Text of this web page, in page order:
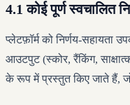
4.1 कोई पूर्ण स्वचालित
प्लेटफ़ॉर्म को निर्णय-सहायता
आउटपुट (स्कोर, रैंकिंग,
के रूप में प्रस्तुत किए जाते हैं, जो